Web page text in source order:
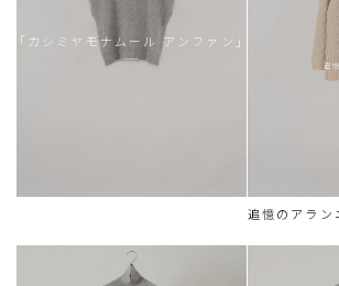
「カシミヤモナムール アンファン」
追
追憶のアラン